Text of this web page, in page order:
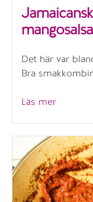
Det här var
Bra
Läs mer
med
och